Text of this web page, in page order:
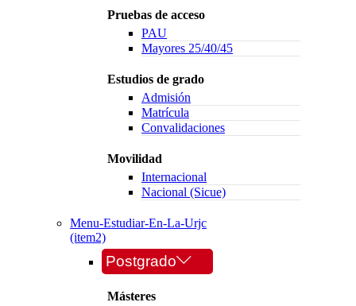
Pruebas de acceso
PAU
Mayores 25/40/45
Estudios de grado
Admisión
Matrícula
Convalidaciones
Movilidad
Internacional
Nacional (Sicue)
Menu-Estudiar-En-La-Urjc
(item2)
Postgrado
Másteres